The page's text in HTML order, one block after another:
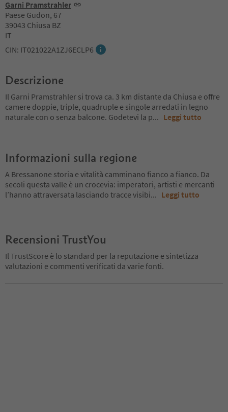
Garni Pramstrahler
Paese Gudon, 67
39043 Chiusa BZ
IT
CIN: IT021022A1ZJ6ECLP6
Descrizione
Il Garni Pramstrahler si trova ca. 3 km distante da Chiusa e offre
camere doppie, triple, quadruple e singole arredati in legno
naturale con o senza balcone. Godetevi la p... Leggi tutto
Informazioni sulla regione
A Bressanone storia e vitalità camminano fianco a fianco. Da
secoli questa valle è un crocevia: imperatori, artisti e mercanti
l’hanno attraversata lasciando tracce visibi... Leggi tutto
Recensioni TrustYou
Il TrustScore è lo standard per la reputazione e sintetizza
valutazioni e commenti verificati da varie fonti.